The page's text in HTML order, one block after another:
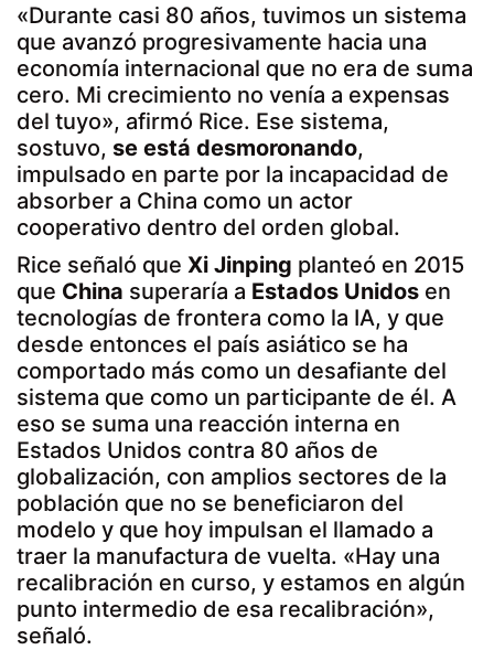
«Durante casi 80 años, tuvimos un sistema
que avanzó progresivamente hacia una
economía internacional que no era de suma
cero. Mi crecimiento no venía a expensas
del tuyo», afirmó Rice. Ese sistema,
sostuvo, se está desmoronando,
impulsado en parte por la incapacidad de
absorber a China como un actor
cooperativo dentro del orden global.
Rice señaló que Xi Jinping planteó en 2015
que China superaría a Estados Unidos en
tecnologías de frontera como la IA, y que
desde entonces el país asiático se ha
comportado más como un desafiante del
sistema que como un participante de él. A
eso se suma una reacción interna en
Estados Unidos contra 80 años de
globalización, con amplios sectores de la
población que no se beneficiaron del
modelo y que hoy impulsan el llamado a
traer la manufactura de vuelta. «Hay una
recalibración en curso, y estamos en algún
punto intermedio de esa recalibración»,
señaló.